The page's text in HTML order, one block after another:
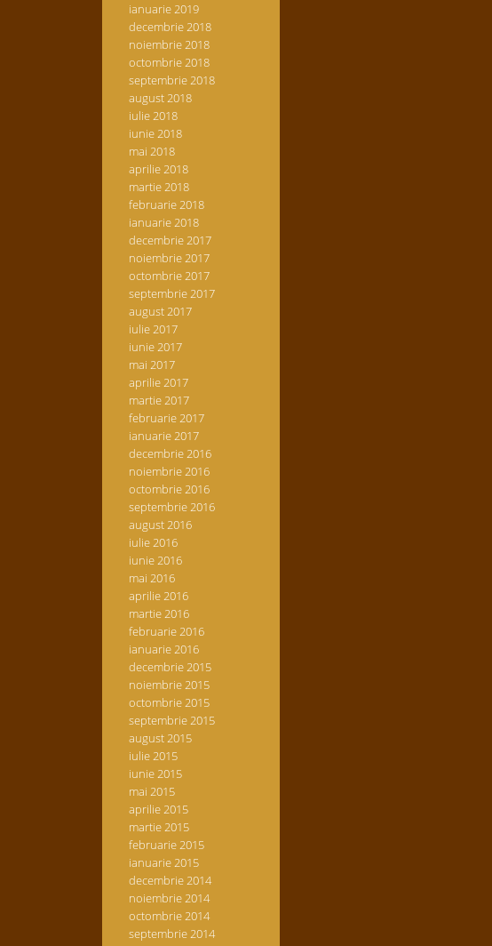
ianuarie 2019
decembrie 2018
noiembrie 2018
octombrie 2018
septembrie 2018
august 2018
iulie 2018
iunie 2018
mai 2018
aprilie 2018
martie 2018
februarie 2018
ianuarie 2018
decembrie 2017
noiembrie 2017
octombrie 2017
septembrie 2017
august 2017
iulie 2017
iunie 2017
mai 2017
aprilie 2017
martie 2017
februarie 2017
ianuarie 2017
decembrie 2016
noiembrie 2016
octombrie 2016
septembrie 2016
august 2016
iulie 2016
iunie 2016
mai 2016
aprilie 2016
martie 2016
februarie 2016
ianuarie 2016
decembrie 2015
noiembrie 2015
octombrie 2015
septembrie 2015
august 2015
iulie 2015
iunie 2015
mai 2015
aprilie 2015
martie 2015
februarie 2015
ianuarie 2015
decembrie 2014
noiembrie 2014
octombrie 2014
septembrie 2014